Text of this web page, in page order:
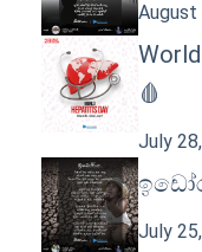
August
🩸
July
July